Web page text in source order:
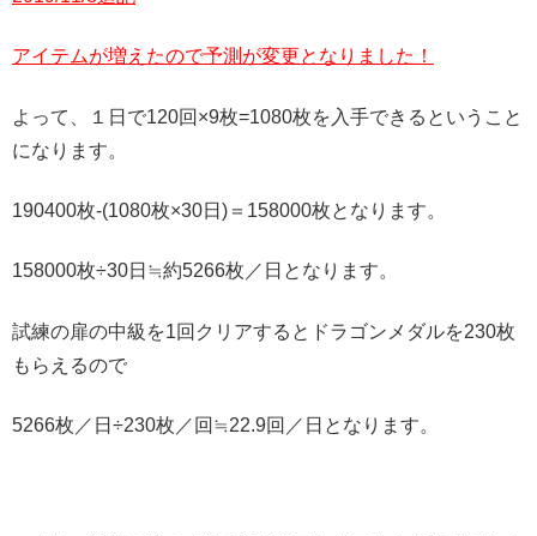
アイテムが増えたので予測が変更となりました！
よって、１日で120回×9枚=1080枚を入手できるということ
になります。
190400枚-(1080枚×30日)＝158000枚となります。
158000枚÷30日≒約5266枚／日となります。
試練の扉の中級を1回クリアするとドラゴンメダルを230枚
もらえるので
5266枚／日÷230枚／回≒22.9回／日となります。